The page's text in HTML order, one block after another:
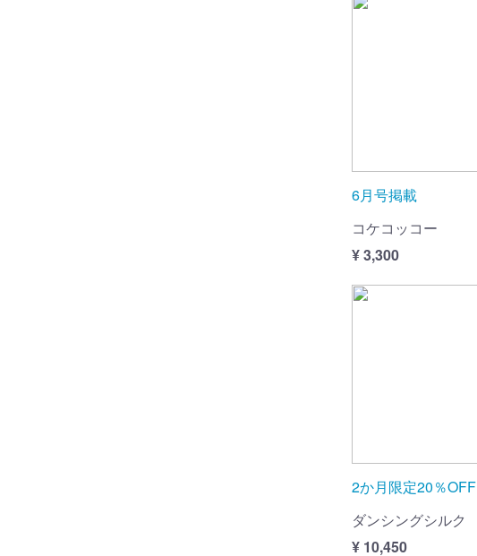
6月号掲載
コケコッコー
¥ 3,300
2か月限定20％OFF
ダンシングシルク
¥ 10,450